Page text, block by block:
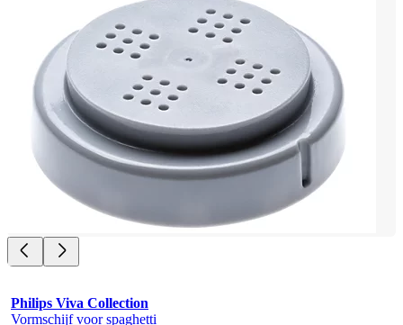
Philips Viva Collection
Vormschijf voor spaghetti